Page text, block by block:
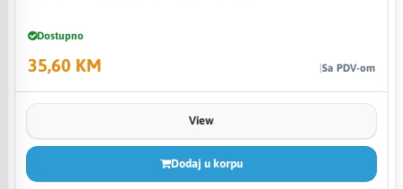
Dostupno
35,60 KM Sa PDV-om
View
Dodaj u korpu